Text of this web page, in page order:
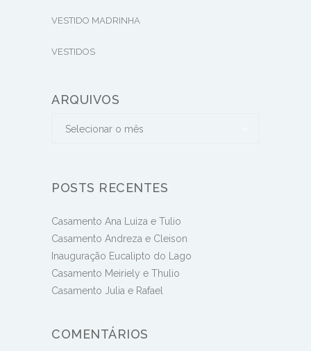
VESTIDO MADRINHA
VESTIDOS
ARQUIVOS
Selecionar o mês
POSTS RECENTES
Casamento Ana Luiza e Tulio
Casamento Andreza e Cleison
Inauguração Eucalipto do Lago
Casamento Meiriely e Thulio
Casamento Julia e Rafael
COMENTÁRIOS